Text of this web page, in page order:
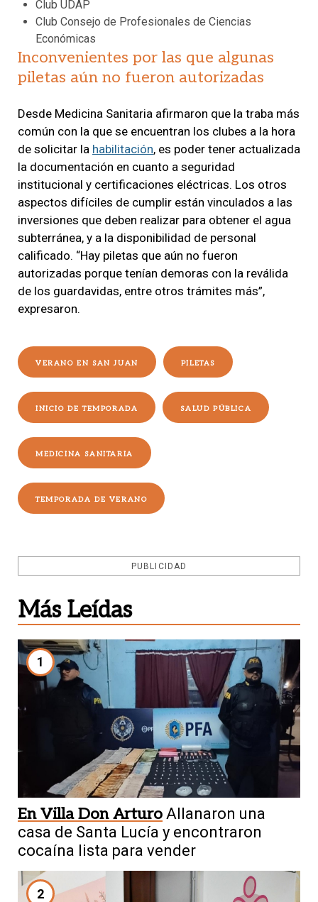
Club UDAP
Club Consejo de Profesionales de Ciencias
Económicas
Inconvenientes por las que algunas
piletas aún no fueron autorizadas
Desde Medicina Sanitaria afirmaron que la traba más
común con la que se encuentran los clubes a la hora
de solicitar la habilitación, es poder tener actualizada
la documentación en cuanto a seguridad
institucional y certificaciones eléctricas. Los otros
aspectos difíciles de cumplir están vinculados a las
inversiones que deben realizar para obtener el agua
subterránea, y a la disponibilidad de personal
calificado. “Hay piletas que aún no fueron
autorizadas porque tenían demoras con la reválida
de los guardavidas, entre otros trámites más”,
expresaron.
VERANO EN SAN JUAN PILETAS
INICIO DE TEMPORADA SALUD PÚBLICA
MEDICINA SANITARIA
TEMPORADA DE VERANO
PUBLICIDAD
Más Leídas
1
En Villa Don Arturo Allanaron una
casa de Santa Lucía y encontraron
cocaína lista para vender
2